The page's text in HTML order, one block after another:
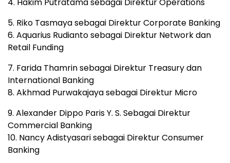
5. Riko Tasmaya sebagai Direktur Corporate Banking
6. Aquarius Rudianto sebagai Direktur Network dan
Retail Funding
7. Farida Thamrin sebagai Direktur Treasury dan
International Banking
8. Akhmad Purwakajaya sebagai Direktur Micro
9. Alexander Dippo Paris Y. S. Sebagai Direktur
Commercial Banking
10. Nancy Adistyasari sebagai Direktur Consumer
Banking